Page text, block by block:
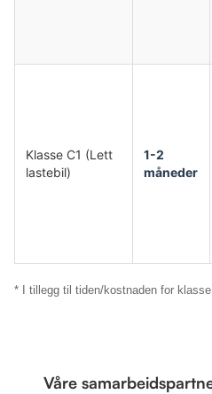
Klasse C1 (Lett
lastebil)
1-2
måneder
* I tillegg til tiden/kostnaden for
Våre